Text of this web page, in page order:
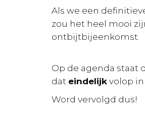
Als we een
zou het heel mooi
ontbijtbijeenkomst.
Op de agenda staat
dat eindelijk volop
Word vervolgd dus!